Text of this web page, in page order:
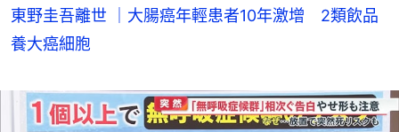
東野圭吾離世 ｜大腸癌年輕患者10年激增 2類飲品
養大癌細胞